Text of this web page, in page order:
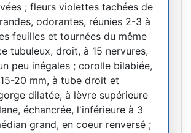
; fleurs violettes tachées de
odorantes, réunies 2-3 à
feuilles et tournées du même
tubuleux, droit, à 15 nervures,
peu inégales ; corolle bilabiée,
20 mm, à tube droit et
dilatée, à lèvre supérieure
échancrée, l'inférieure à 3
grand, en coeur renversé ;